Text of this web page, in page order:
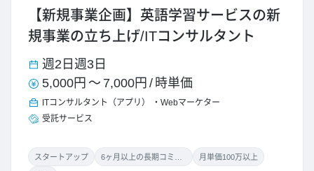
【新規事業企画】英語学習サービスの新
規事業の立ち上げ/ITコンサルタント
週2日 週3日
5,000円 ～ 7,000円 / 時単価
ITコンサルタント（アプリ）
Webマーケター
受託サービス
スタートアップ 月単価100万以上